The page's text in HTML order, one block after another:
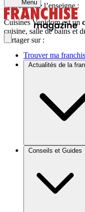
Menu
Trouver ma
Actualités de la
Brèves et actus
Conseils et Guides
À propos de l’enseigne :
Cuisines Venidom est un
cuisine, salle de bains et
Partager sur :